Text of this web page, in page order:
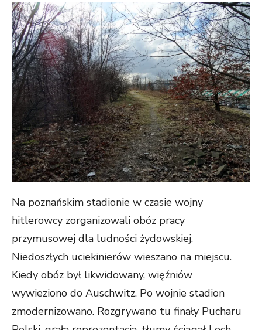
Na poznańskim stadionie w czasie wojny
hitlerowcy zorganizowali obóz pracy
przymusowej dla ludności żydowskiej.
Niedoszłych uciekinierów wieszano na miejscu.
Kiedy obóz był likwidowany, więźniów
wywieziono do Auschwitz. Po wojnie stadion
zmodernizowano. Rozgrywano tu finały Pucharu